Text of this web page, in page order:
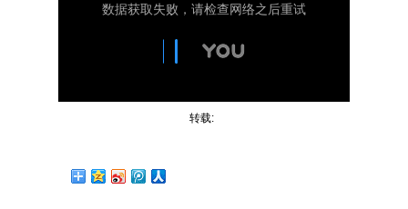
转载: